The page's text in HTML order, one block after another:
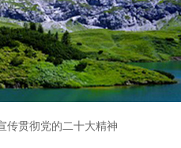
传贯彻党的二十大精神